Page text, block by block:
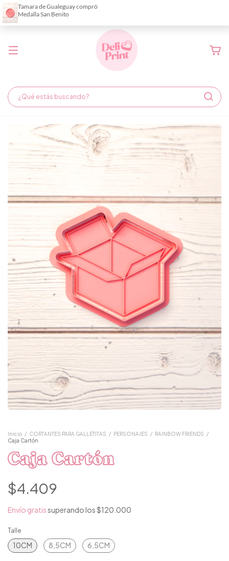
Demora de fabricación hasta 6 días hábiles
Inicio / CORTANTES PARA GALLETITAS / PERSONAJES / RAINBOW FRIENDS /
Caja Cartón
Caja Cartón
$4.409
Envío gratissuperando los$120.000
Talle
10CM 8,5CM 6,5CM